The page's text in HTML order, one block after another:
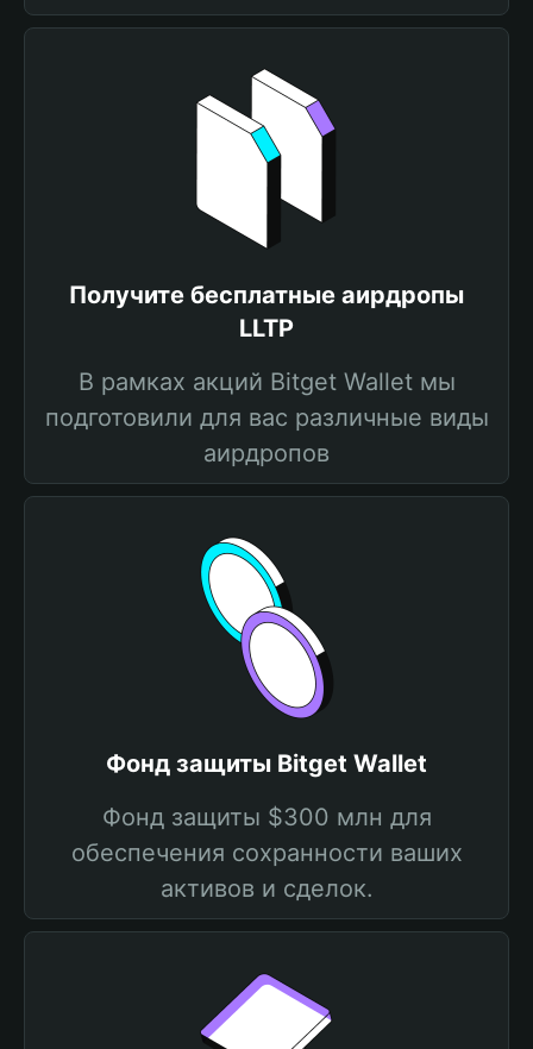
Получите бесплатные аирдропы
LLTP
В рамках акций Bitget Wallet мы
подготовили для вас различные виды
аирдропов
Фонд защиты Bitget Wallet
Фонд защиты $300 млн для
обеспечения сохранности ваших
активов и сделок.